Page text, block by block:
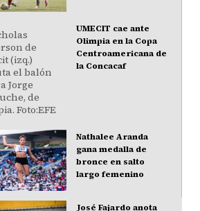
UMECIT cae ante
Olimpia en la Copa
Centroamericana de
la Concacaf
Nathalee Aranda
gana medalla de
bronce en salto
largo femenino
José Fajardo anota